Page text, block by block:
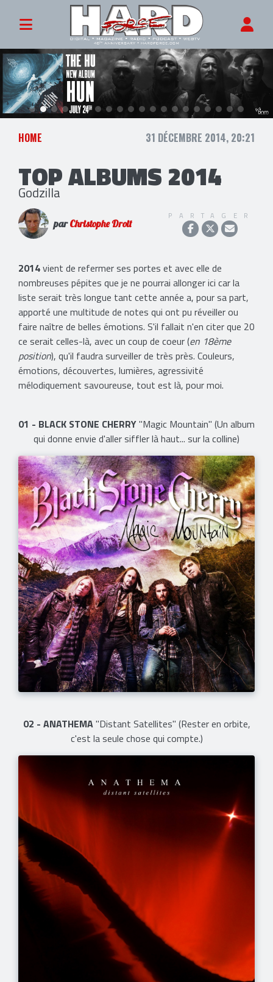
HOME 31 DÉCEMBRE 2014, 20:21
TOP ALBUMS 2014
Godzilla
parChristophe Droit
PARTAGER
2014vient de refermer ses portes et avec elle de
nombreuses pépites que je ne pourrai allonger ici car la
liste serait très longue tant cette année a, pour sa part,
apporté une multitude de notes qui ont pu réveiller ou
faire naître de belles émotions. S'il fallait n'en citer que 20
ce serait celles-là, avec un coup de coeur (en 18ème
position), qu'il faudra surveiller de très près. Couleurs,
émotions, découvertes, lumières, agressivité
mélodiquement savoureuse, tout est là, pour moi.
01 - BLACK STONE CHERRY"Magic Mountain" (Un album
qui donne envie d'aller siffler là haut... sur la colline)
02 - ANATHEMA"Distant Satellites" (Rester en orbite,
c'est la seule chose qui compte.)